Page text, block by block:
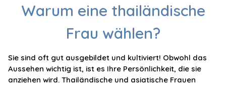
Warum eine thailändische
Frau wählen?
Sie sind oft gut ausgebildet und kultiviert! Obwohl das
Aussehen wichtig ist, ist es Ihre Persönlichkeit, die sie
anziehen wird. Thailändische und asiatische Frauen